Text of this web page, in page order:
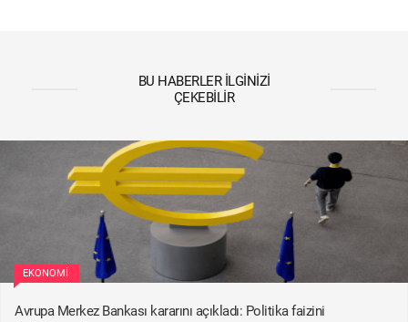
BU HABERLER İLGINIZI
ÇEKEBILIR
EKONOMI
Avrupa Merkez Bankası kararını açıkladı: Politika faizini